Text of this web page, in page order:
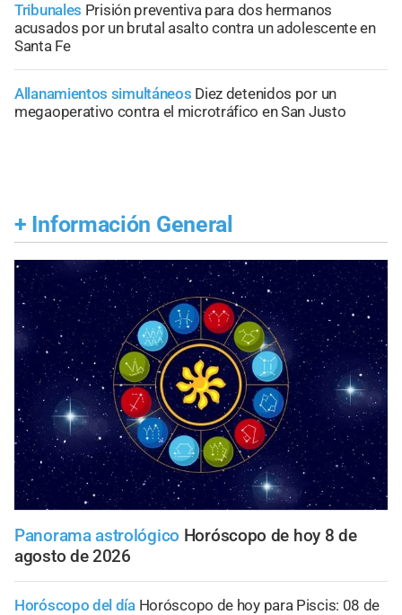
Tribunales Prisión preventiva para dos hermanos
acusados por un brutal asalto contra un adolescente en
Santa Fe
Allanamientos simultáneos Diez detenidos por un
megaoperativo contra el microtráfico en San Justo
+ Información General
Panorama astrológico Horóscopo de hoy 8 de
agosto de 2026
Horóscopo del día Horóscopo de hoy para Piscis: 08 de